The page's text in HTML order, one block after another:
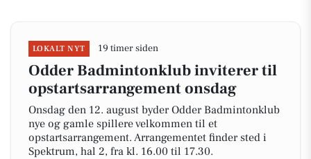
LOKALT NYT 19 timer siden
Odder Badmintonklub inviterer til
opstartsarrangement onsdag
Onsdag den 12. august byder Odder Badmintonklub
nye og gamle spillere velkommen til et
opstartsarrangement. Arrangementet finder sted i
Spektrum, hal 2, fra kl. 16.00 til 17.30.